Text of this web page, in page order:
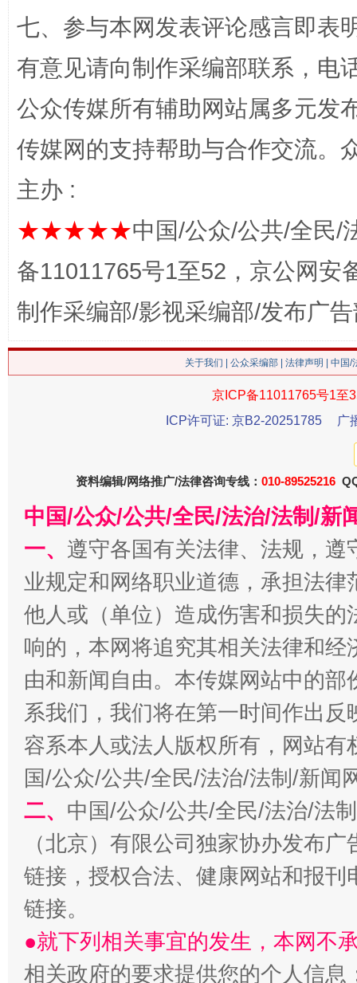
网上购药对药下症？
在谋一域中谋全局
今
习近平的博鳌关键词
“刷贴”乱象丛生
生
七、参与本网发表评论感言即表
有意见请向制作采编部联系，电
公众传媒所有辅助网站属多元发
传媒网的支持帮助与合作交流。
主办 :
★★★★★中国/公众/公共/全民/
备11011765号1至52，京公网安
制作采编部/影视采编部/发布广
关于我们 公众采编部 法律声明 | 中国
京ICP备11011765号1至
ICP许可证: 京B2-20251785
广
资料编辑/网络推广/法律咨询专线： 010-89525216
中国/公众/公共/全民/法治/法制/新
一、 遵守各国有关法律、法规，
业规定和网络职业道德，承担法
他人或（单位）造成伤害和损失
响的，本网将追究其相关法律和
由和新闻自由。本传媒网站中的
系我们，我们将在第一时间作出
容系本人或法人版权所有，网站
国/公众/公共/全民/法治/法制/新闻
二、 中国/公众/公共/全民/法治/法
（北京）有限公司独家协办发布
链接，授权合法、健康网站和报
链接。
●就下列相关事宜的发生，本网不
相关政府的要求提供您的个人信息